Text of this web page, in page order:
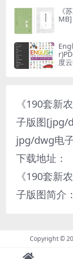
《
度
《190套新
子版图[jpg/
jpg/dwg电
下载地址：
《190套新
子版图简介：
Copyright ©